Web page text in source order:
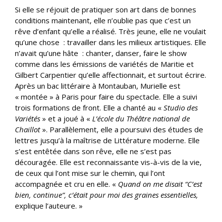
Si elle se réjouit de pratiquer son art dans de bonnes
conditions maintenant, elle n’oublie pas que c’est un
rêve d’enfant qu’elle a réalisé. Très jeune, elle ne voulait
qu’une chose : travailler dans les milieux artistiques. Elle
n’avait qu’une hâte : chanter, danser, faire le show
comme dans les émissions de variétés de Maritie et
Gilbert Carpentier qu’elle affectionnait, et surtout écrire.
Après un bac littéraire à Montauban, Murielle est
« montée » à Paris pour faire du spectacle. Elle a suivi
trois formations de front. Elle a chanté au « Studio des
Variétés » et a joué à « L’école du Théâtre national de
Chaillot». Parallèlement, elle a poursuivi des études de
lettres jusqu’à la maîtrise de Littérature moderne. Elle
s’est entêtée dans son rêve, elle ne s’est pas
découragée. Elle est reconnaissante vis-à-vis de la vie,
de ceux qui l’ont mise sur le chemin, qui l’ont
accompagnée et cru en elle. « Quand on me disait “C’est
bien, continue”, c’était pour moi des graines essentielles,
explique l’auteure. »